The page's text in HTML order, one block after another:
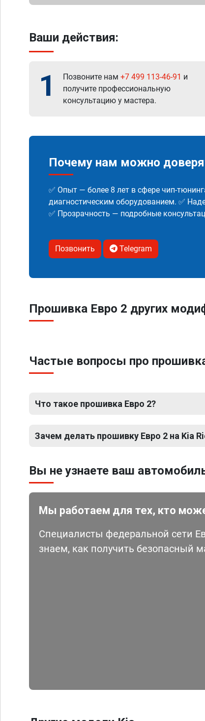
Ваши действия:
1 Позвоните нам +7 499 113-46-91 и
получите профессиональную
консультацию у мастера.
Почему нам можно
✅ Опыт — более 8 лет в сфере чип-
диагностическим оборудованием. ✅
✅ Прозрачность — подробные
Позвонить Telegram
Прошивка Евро 2 других
Частые вопросы про
Что такое прошивка Евро 2?
Зачем делать прошивку Евро 2 на Kia
Вы не узнаете ваш
Мы работаем для тех, кто
Специалисты федеральной сети
знаем, как получить безопасный